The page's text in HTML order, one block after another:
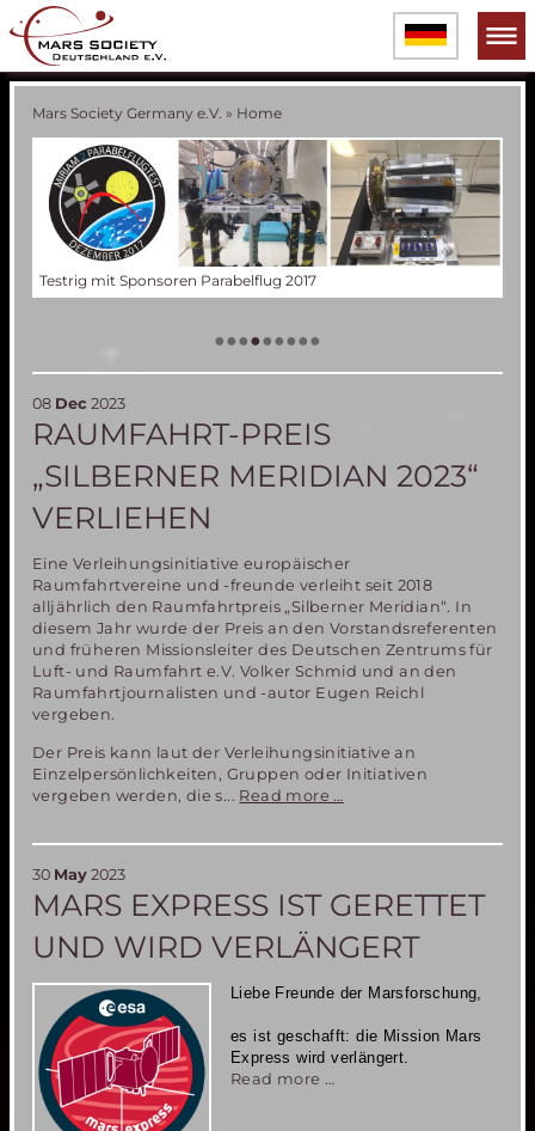
Mars Society Germany e.V. » Home
Die Mars Simulations Station MDRS der
•••••••••
08 Dec 2023
RAUMFAHRT-PREIS
„SILBERNER MERIDIAN 2023“
VERLIEHEN
Eine Verleihungsinitiative europäischer
Raumfahrtvereine und -freunde verleiht seit 2018
alljährlich den Raumfahrtpreis „Silberner Meridian“. In
diesem Jahr wurde der Preis an den Vorstandsreferenten
und früheren Missionsleiter des Deutschen Zentrums für
Luft- und Raumfahrt e.V. Volker Schmid und an den
Raumfahrtjournalisten und -autor Eugen Reichl
vergeben.
Der Preis kann laut der Verleihungsinitiative an
Einzelpersönlichkeiten, Gruppen oder Initiativen
vergeben werden, die s... Read more …
verliehen
30 May 2023
MARS EXPRESS IST GERETTET
UND WIRD VERLÄNGERT
Liebe Freunde der Marsforschung,
es ist geschafft: die Mission Mars
Express wird verlängert.
Read more …